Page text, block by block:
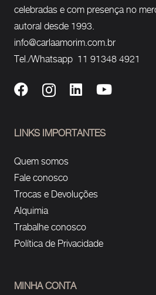
celebradas e com presença no
autoral desde 1993.
info@carlaamorim.com.br
Tel./Whatsapp 11 91348 4921
LINKS IMPORTANTES
Quem somos
Fale conosco
Trocas e Devoluções
Alquimia
Trabalhe conosco
Política de Privacidade
MINHA CONTA